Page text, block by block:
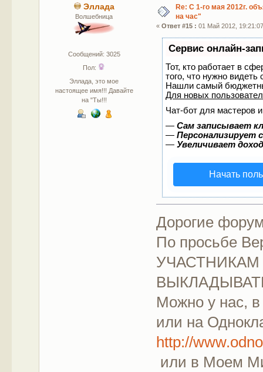
Эллада
Волшебница
Сообщений: 3025
Пол:
Эллада, это мое
настоящее имя!!! Давайте
на "Ты!!!
Re: С 1-го мая 2012г.
на час"
«Ответ #15 : 01 Май 2012,
Сервис онлайн-
Тот, кто работает в
того, что нужно
Нашли самый
Для новых
Чат-бот для мастеров
—Сам записывает
—Персонализирует
—Увеличивает
Начать
Дорогие
По просьбе
УЧАСТНИКАМ
Можно у нас, в
или на
http://
или в Моем